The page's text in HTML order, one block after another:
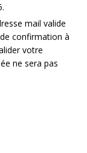
mail valide
confirmation à
votre
ne sera pas